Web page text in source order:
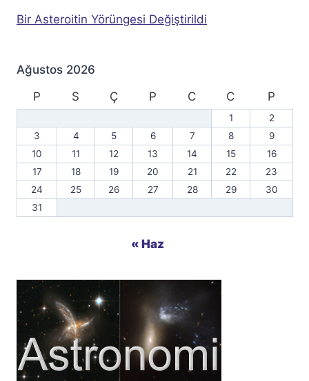
Bir Asteroitin Yörüngesi Değiştirildi
Ağustos 2026
P
S Ç P C C P
1
2
3
4 5 6 7 8
9
10
11 12 13 14 15
16
17
18 19 20 21 22
23
24
25 26 27 28 29
30
31
« Haz